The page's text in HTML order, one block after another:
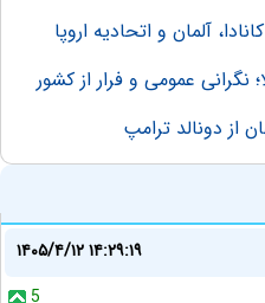
آلمان و اتحادیه اروپا
از دونالد ترامپ
۱۴۰۵/۴/۱۲ ۱۴:۲۹:۱۹
5